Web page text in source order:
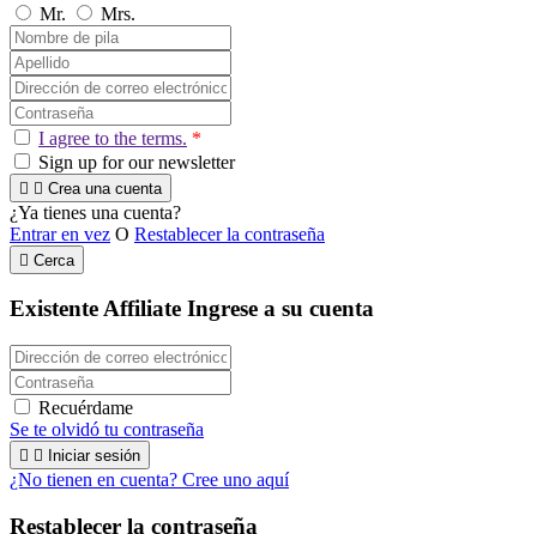
Mr. Mrs.
I agree to the terms. *
Sign up for our newsletter
  Crea una cuenta
¿Ya tienes una cuenta?
Entrar en vez O Restablecer la contraseña
 Cerca
Existente Affiliate Ingrese a su cuenta
Recuérdame
Se te olvidó tu contraseña
  Iniciar sesión
¿No tienen en cuenta? Cree uno aquí
Restablecer la contraseña